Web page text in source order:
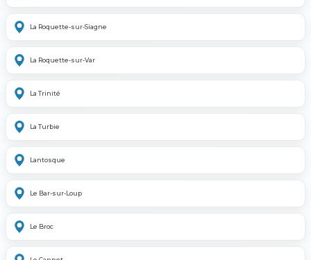
La Roquette-sur-Siagne
La Roquette-sur-Var
La Trinité
La Turbie
Lantosque
Le Bar-sur-Loup
Le Broc